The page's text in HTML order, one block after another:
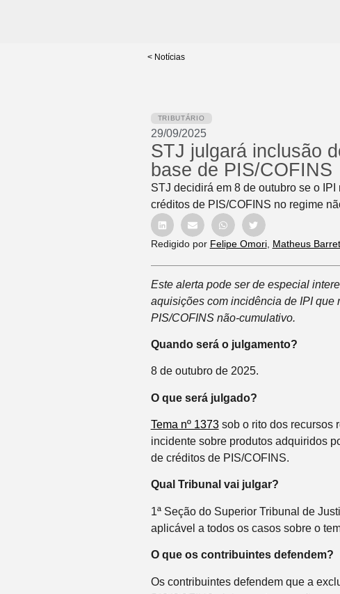
< Notícias
TRIBUTÁRIO
29/09/2025
STJ julgará inclusão
base de PIS/COFINS
STJ decidirá em 8 de outubro se o
créditos de PIS/COFINS no regime
Redigido por Felipe Omori, Matheus
Este alerta pode ser de especial
aquisições com incidência de IPI
PIS/COFINS não-cumulativo.
Quando será o julgamento?
8 de outubro de 2025.
O que será julgado?
Tema nº 1373sob o rito dos recursos
incidente sobre produtos adquiridos
de créditos de PIS/COFINS.
Qual Tribunal vai julgar?
1ª Seção do Superior Tribunal de
aplicável a todos os casos sobre o
O que os contribuintes defendem?
Os contribuintes defendem que a